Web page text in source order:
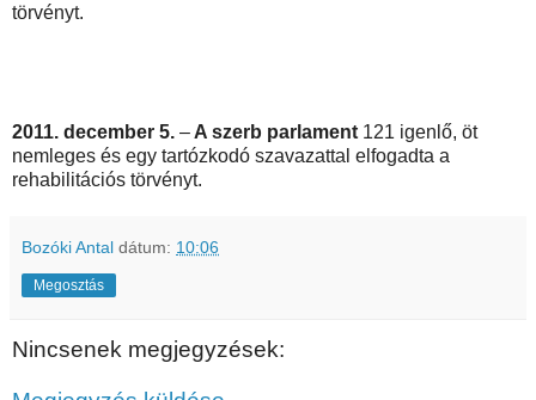
törvényt.
2011. december 5. – A szerb parlament 121 igenlő, öt
nemleges és egy tartózkodó szavazattal elfogadta a
rehabilitációs törvényt.
Bozóki Antal dátum: 10:06
Megosztás
Nincsenek megjegyzések: